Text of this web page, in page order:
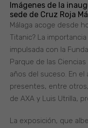
Imágenes de la
sede de Cruz Roja
Málaga acoge desde
Titanic? La
impulsada con la
Parque de las
años del suceso. En
presentes, entre
de AXA y Luis Utrilla,
La exposición, que